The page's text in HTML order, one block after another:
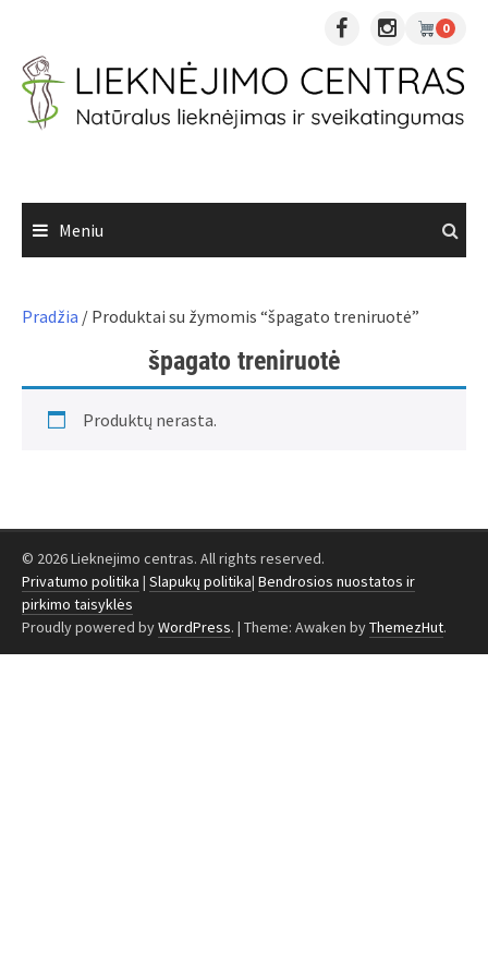
content
0
Meniu
Pradžia / Produktai su žymomis “špagato treniruotė”
špagato treniruotė
Produktų nerasta.
© 2026 Lieknejimo centras. All rights reserved.
Privatumo politika | Slapukų politika| Bendrosios nuostatos ir
pirkimo taisyklės
Proudly powered byWordPress. | Theme: Awaken byThemezHut.